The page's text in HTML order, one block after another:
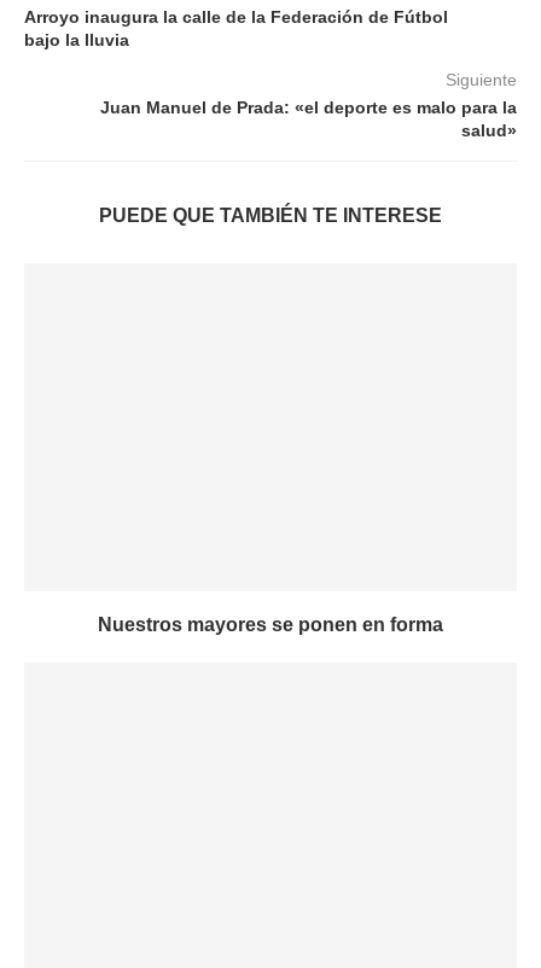
Arroyo inaugura la calle de la Federación de Fútbol
bajo la lluvia
Siguiente
Juan Manuel de Prada: «el deporte es malo para la
salud»
PUEDE QUE TAMBIÉN TE INTERESE
Nuestros mayores se ponen en forma